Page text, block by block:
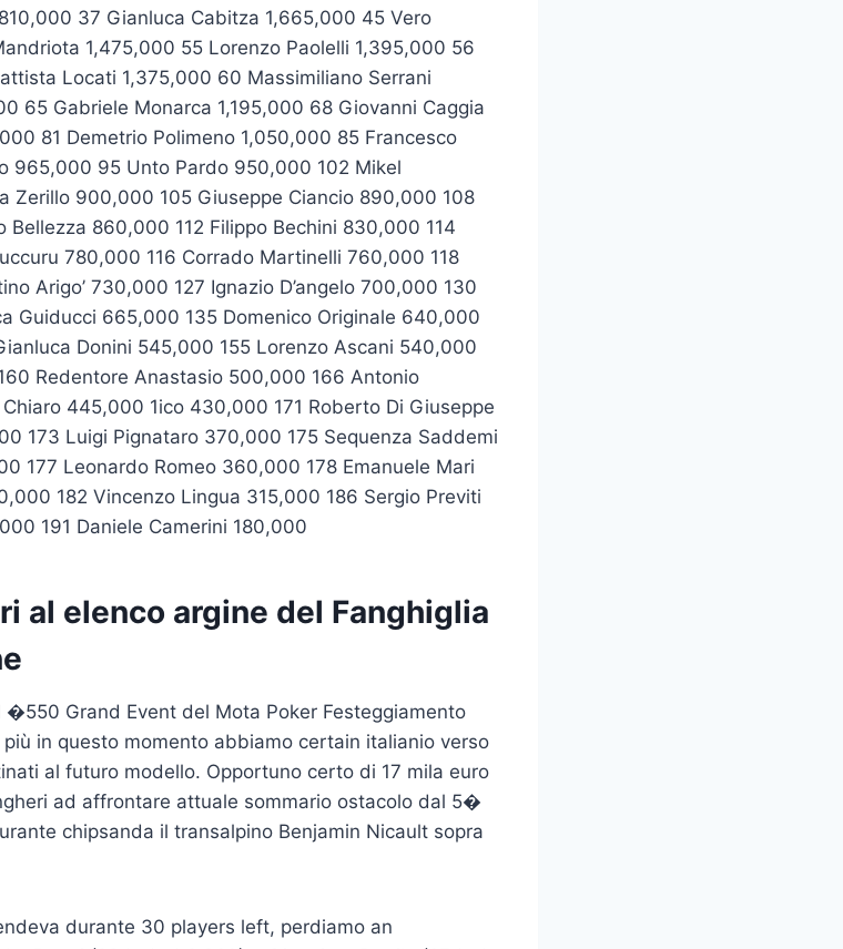
37 Gianluca Cabitza 1,665,000 45 Vero
1,475,000 55 Lorenzo Paolelli 1,395,000 56
Locati 1,375,000 60 Massimiliano Serrani
65 Gabriele Monarca 1,195,000 68 Giovanni Caggia
81 Demetrio Polimeno 1,050,000 85 Francesco
965,000 95 Unto Pardo 950,000 102 Mikel
Zerillo 900,000 105 Giuseppe Ciancio 890,000 108
Bellezza 860,000 112 Filippo Bechini 830,000 114
780,000 116 Corrado Martinelli 760,000 118
Arigo’ 730,000 127 Ignazio D’angelo 700,000 130
Guiducci 665,000 135 Domenico Originale 640,000
Donini 545,000 155 Lorenzo Ascani 540,000
Redentore Anastasio 500,000 166 Antonio
445,000 1ico 430,000 171 Roberto Di Giuseppe
173 Luigi Pignataro 370,000 175 Sequenza Saddemi
177 Leonardo Romeo 360,000 178 Emanuele Mari
182 Vincenzo Lingua 315,000 186 Sergio Previti
191 Daniele Camerini 180,000
al elenco argine del Fanghiglia
Grand Event del Mota Poker Festeggiamento
in questo momento abbiamo certain italianio verso
al futuro modello. Opportuno certo di 17 mila euro
ad affrontare attuale sommario ostacolo dal 5�
chipsanda il transalpino Benjamin Nicault sopra
durante 30 players left, perdiamo an